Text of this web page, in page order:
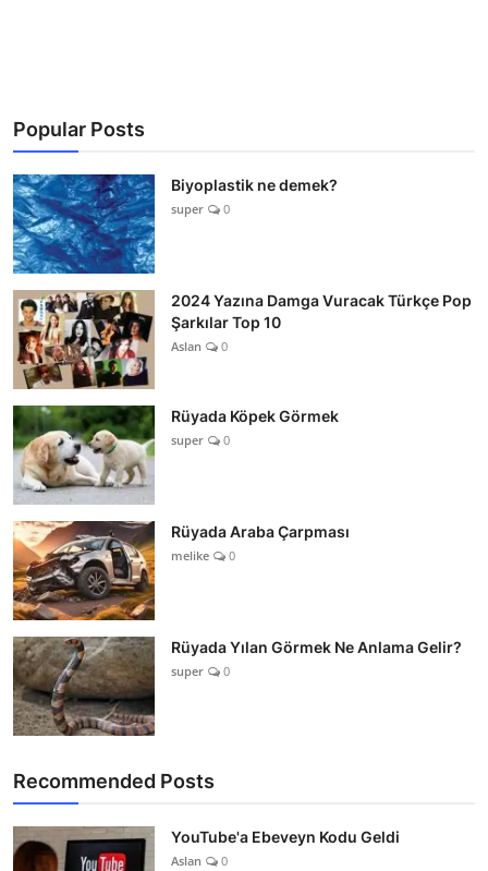
Popular Posts
Biyoplastik ne demek?
super 0
2024 Yazına Damga Vuracak Türkçe Pop
Şarkılar Top 10
Aslan 0
Rüyada Köpek Görmek
super 0
Rüyada Araba Çarpması
melike 0
Rüyada Yılan Görmek Ne Anlama Gelir?
super 0
Recommended Posts
YouTube'a Ebeveyn Kodu Geldi
Aslan 0